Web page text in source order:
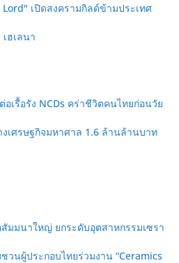
เปิดสงครามกิลด์ข้ามประเทศ
ฮเลนา
อเรื้อรัง NCDs คร่าชีวิตคนไทยก่อนวัย
เศรษฐกิจมหาศาล 1.6 ล้านล้านบาท
มมนาใหญ่ ยกระดับอุตสาหกรรมเซรา
วนผู้ประกอบไทยร่วมงาน “Ceramics